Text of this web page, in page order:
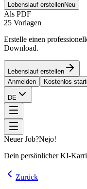
Lebenslauf erstellenNeu
Als PDF
25 Vorlagen
Erstelle einen
Download.
Lebenslauf erstellen
Anmelden
Kostenlos
DE
Neuer Job?Nejo!
Dein persönlicher KI-
Zurück